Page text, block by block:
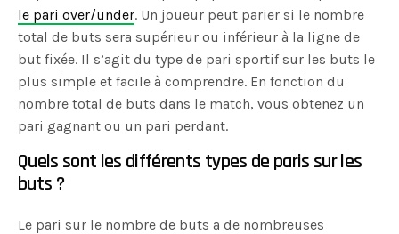
le pari over/under. Un joueur peut parier si le nombre
total de buts sera supérieur ou inférieur à la ligne de
but fixée. Il s’agit du type de pari sportif sur les buts le
plus simple et facile à comprendre. En fonction du
nombre total de buts dans le match, vous obtenez un
pari gagnant ou un pari perdant.
Quels sont les différents types de paris sur les
buts ?
Le pari sur le nombre de buts a de nombreuses